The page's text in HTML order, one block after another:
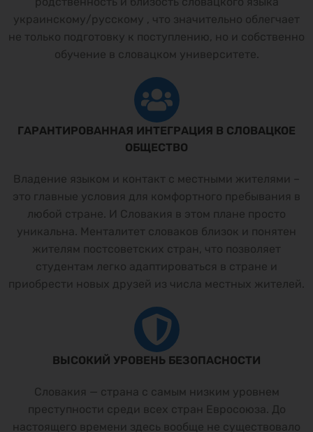
украинскому/русскому , что значительно облегчает
не только подготовку к поступлению, но и собственно
обучение в словацком университете.
ГАРАНТИРОВАННАЯ ИНТЕГРАЦИЯ В СЛОВАЦКОЕ
ОБЩЕСТВО
Владение языком и контакт с местными жителями –
это главные условия для комфортного пребывания в
любой стране. И Словакия в этом плане просто
уникальна. Менталитет словаков близок и понятен
жителям постсоветских стран, что позволяет
студентам легко адаптироваться в стране и
приобрести новых друзей из числа местных жителей.
ВЫСОКИЙ УРОВЕНЬ БЕЗОПАСНОСТИ
Словакия — страна с самым низким уровнем
преступности среди всех стран Евросоюза. До
настоящего времени здесь вообще не существовало